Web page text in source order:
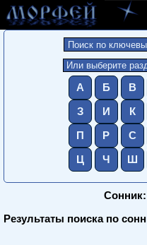
А Б В
З И К
П Р С
Ц Ч Ш
Результаты поиска по